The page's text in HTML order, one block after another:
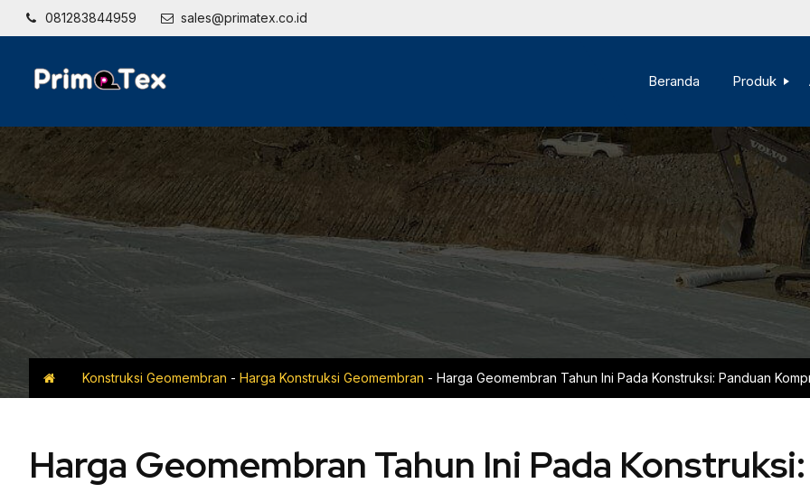
081283844959 sales@primatex.co.id
Beranda Produk
Konstruksi Geomembran - Harga Konstruksi Geomembran - Harga Geomembran Tahun Ini Pada Konstruksi: Panduan
Harga Geomembran Tahun Ini Pada Konstruksi: